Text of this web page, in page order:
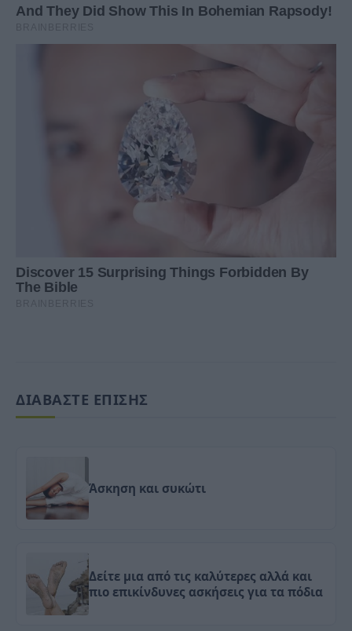
ΔΙΑΒΑΣΤΕ ΕΠΙΣΗΣ
Άσκηση και συκώτι
Δείτε μια από τις καλύτερες αλλά και
πιο επικίνδυνες ασκήσεις για τα πόδια